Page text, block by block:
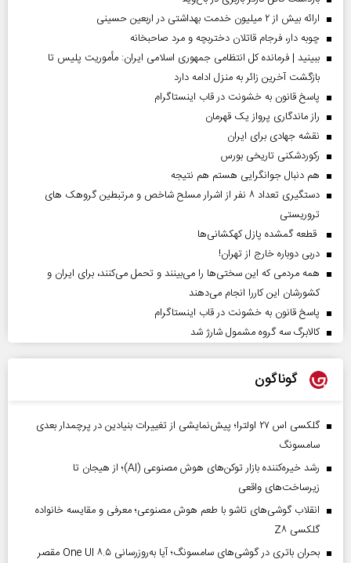
ارائه بیش از ۲ میلیون خدمت بهداشتی در اربعین حسینی
چوبه دار، فرجام قاتلان دختربچه و مرد صاحبخانه
ببینید | فرمانده کل انتظامی جمهوری اسلامی ایران­: مأموریت پلیس تا
بازگشت آخرین زائر به منزل ادامه دارد
پاسخ قانون به خشونت در قاب اینستاگرام
راز ماندگاری پرواز یک قهرمان
نقشه جهادی برای ایران
رکوردشکنی تاریخی بورس
هم دنبال جوانگرایی هستم هم نتیجه
دستگیری تعداد ۸ نفر از اشرار مسلح شاخص و مرتبطین گروهک های
تروریستی
قطعه گمشده پازل کهکشانی‌ها
دربی دوباره خارج از تهران!
همه مردمی که این سختی‌ها را می‌بینند و تحمل می‌کنند، برای ایران و
کشورشان این کاررا انجام می‌دهند
پاسخ قانون به خشونت در قاب اینستاگرام
کالابرگ سه گروه مشمول شارژ شد
گوناگون
گلکسی اس ۲۷ اولترا؛ پیش‌نمایشی از تغییرات بنیادین در پرچمدار بعدی
سامسونگ
رشد خیره‌کننده بازار توکن‌های هوش مصنوعی (AI)؛ از هیجان تا
زیرساخت‌های واقعی
انقلاب گوشی‌های تاشو‌ با طعم هوش مصنوعی؛ معرفی و مقایسه خانواده
گلکسی Z۸
بحران باتری در گوشی‌های سامسونگ؛ آیا به‌روزرسانی One UI ۸.۵ مقصر